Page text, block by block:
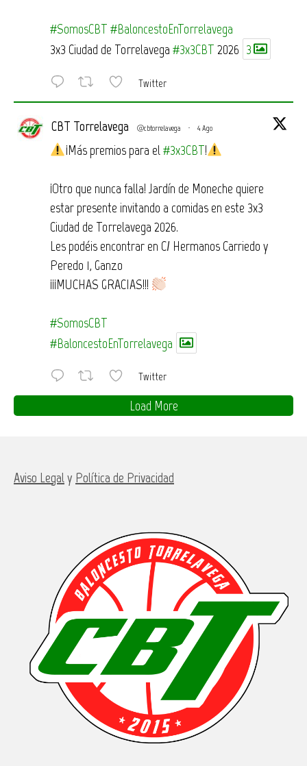
#SomosCBT #BaloncestoEnTorrelavega
3x3 Ciudad de Torrelavega #3x3CBT 2026 3
Twitter
CBT Torrelavega @cbtorrelavega · 4 Ago
¡Más premios para el#3x3CBT!
¡Otro que nunca falla! Jardín de Moneche quiere
estar presente invitando a comidas en este 3x3
Ciudad de Torrelavega 2026.
Les podéis encontrar en C/ Hermanos Carriedo y
Peredo 1, Ganzo
¡¡¡MUCHAS GRACIAS!!!
#SomosCBT
#BaloncestoEnTorrelavega
Twitter
Load More
Aviso Legaly Política de Privacidad